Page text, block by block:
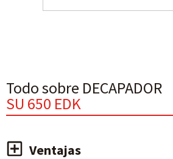
Todo sobre DECAPADOR
SU 650 EDK
Ventajas